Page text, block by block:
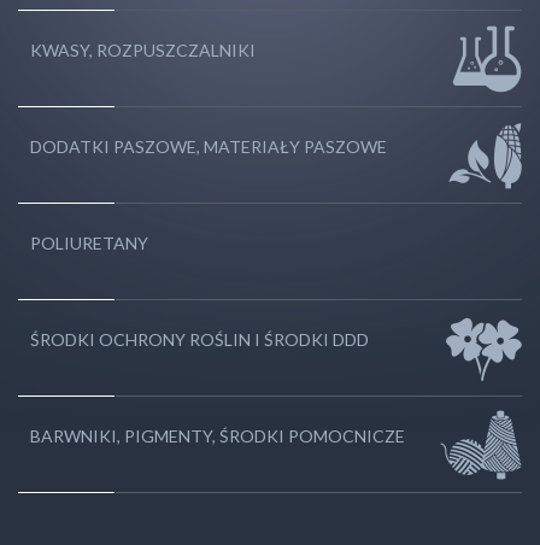
KWASY, ROZPUSZCZALNIKI
DODATKI PASZOWE, MATERIAŁY PASZOWE
POLIURETANY
ŚRODKI OCHRONY ROŚLIN I ŚRODKI DDD
BARWNIKI, PIGMENTY, ŚRODKI POMOCNICZE